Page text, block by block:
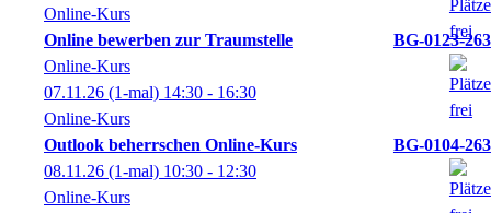
Online-Kurs
Online bewerben zur Traumstelle
BG-0123-263
Online-Kurs
07.11.26 (1-mal) 14:30 - 16:30
Online-Kurs
Outlook beherrschen Online-Kurs
BG-0104-263
08.11.26 (1-mal) 10:30 - 12:30
Online-Kurs